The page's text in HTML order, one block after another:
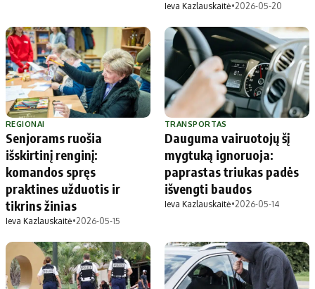
Ieva Kazlauskaitė•2026-05-20
REGIONAI
Senjorams ruošia
išskirtinį renginį:
komandos spręs
praktines užduotis ir
tikrins žinias
Ieva Kazlauskaitė•2026-05-15
TRANSPORTAS
Dauguma vairuotojų šį
mygtuką ignoruoja:
paprastas triukas padės
išvengti baudos
Ieva Kazlauskaitė•2026-05-14